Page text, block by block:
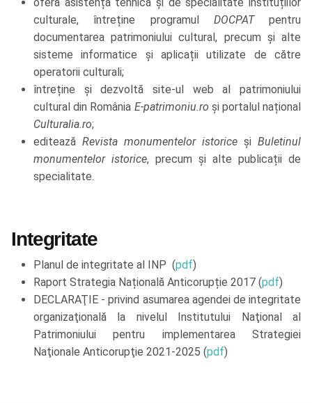
culturale, întreține programul DOCPATpentru
documentarea patrimoniului cultural, precum și alte
sisteme informatice și aplicații utilizate de către
operatorii culturali;
întreține și dezvoltă site-ul web al patrimoniului
cultural din România E-patrimoniu.ro și portalul național
Culturalia.ro;
editează Revista monumentelor istorice și Buletinul
monumentelor istorice, precum și alte publicații de
specialitate.
Integritate
Planul de integritate al INP (pdf)
Raport Strategia Națională Anticorupție 2017 (pdf)
DECLARAŢIE - privind asumarea agendei de integritate
organizaţională la nivelul Institutului Naţional al
Patrimoniului pentru implementarea Strategiei
Naţionale Anticorupţie 2021-2025 (pdf)